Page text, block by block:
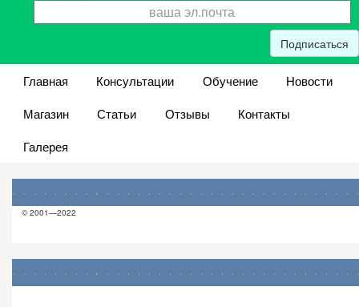
Подписаться
Главная Консультации Обучение
Новости
Магазин
Статьи Отзывы
Контакты
Галерея
© 2001—2022